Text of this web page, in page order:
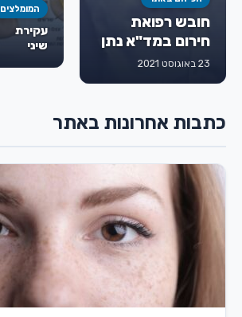
חובש רפואת
חירום במד"א נתן
גורמן ז"ל
23 באוגוסט 2021
המומלצים
עקירת
שיני
ומה
לדעת
מראש
כתבות אחרונות באתר